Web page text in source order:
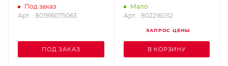
SABFUSE 801916075063
Под заказ
Арт. : 801916075063
ПОД ЗАКАЗ
802216032
Мало
Арт. : 802216032
ЗАПРОС ЦЕНЫ
В КОРЗИНУ